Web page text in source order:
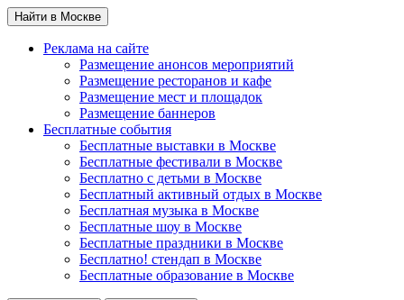
Найти в Москве
Реклама на сайте
Размещение анонсов мероприятий
Размещение ресторанов и кафе
Размещение мест и площадок
Размещение баннеров
Бесплатные события
Бесплатные выставки в Москве
Бесплатные фестивали в Москве
Бесплатно с детьми в Москве
Бесплатный активный отдых в Москве
Бесплатная музыка в Москве
Бесплатные шоу в Москве
Бесплатные праздники в Москве
Бесплатно! стендап в Москве
Бесплатные образование в Москве